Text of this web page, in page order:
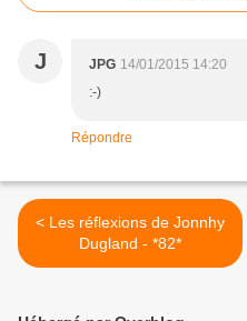
J JPG 14/01/2015 14:20
:-)
Répondre
< Les réflexions de Jonnhy
Dugland - *82*